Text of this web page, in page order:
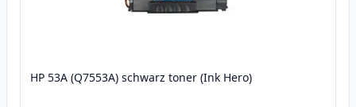
HP 53A (Q7553A) schwarz toner (Ink Hero)